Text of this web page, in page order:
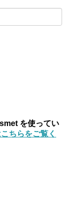
を使ってい
ちらをご覧く